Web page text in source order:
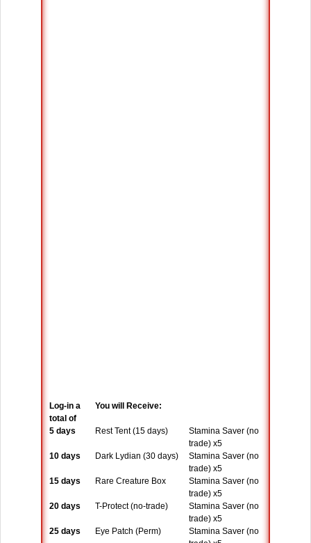
Log-in a
total of
You will Receive:
5 days Rest Tent (15 days)
Stamina Saver (no
trade) x5
10 days
Dark Lydian (30 days)
Stamina Saver (no
trade) x5
15 days
Rare Creature Box
Stamina Saver (no
trade) x5
20 days
T-Protect (no-trade)
Stamina Saver (no
trade) x5
25 days
Eye Patch (Perm)
Stamina Saver (no